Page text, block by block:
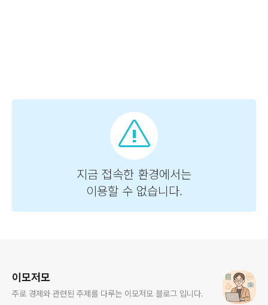
이모저모
주로 경제와 관련된 주제를 다루는 이모저모 블로그 입니다.